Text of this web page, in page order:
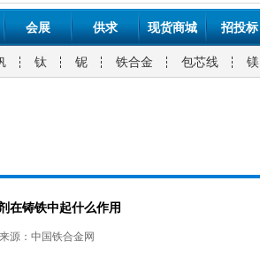
会展 供求 现货商城 招投标
钛 铌 铁合金 包芯线 镁
在铸铁中起什么作用
来源：中国铁合金网